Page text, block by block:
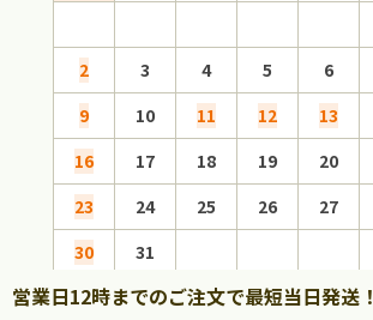
2
3 4 5 6
9
10 11 12 13
16
17 18 19 20
23
24 25 26 27
30
31
営業日12時までのご注文で最短当日発送！